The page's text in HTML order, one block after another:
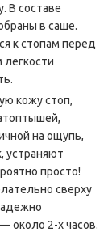
В составе
в саше.
к стопам перед
кожу стоп,
на ощупь,
устраняют
просто!
сверху
около 2-х часов.